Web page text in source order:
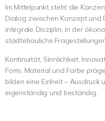
Im Mittelpunkt steht die
Dialog zwischen Konzept und
integrale Disziplin, in der
städtebauliche
Kontinuität, Sinnlichkeit,
Form, Material und Farbe
bilden eine Einheit – Ausdruck
eigenständig und beständig.